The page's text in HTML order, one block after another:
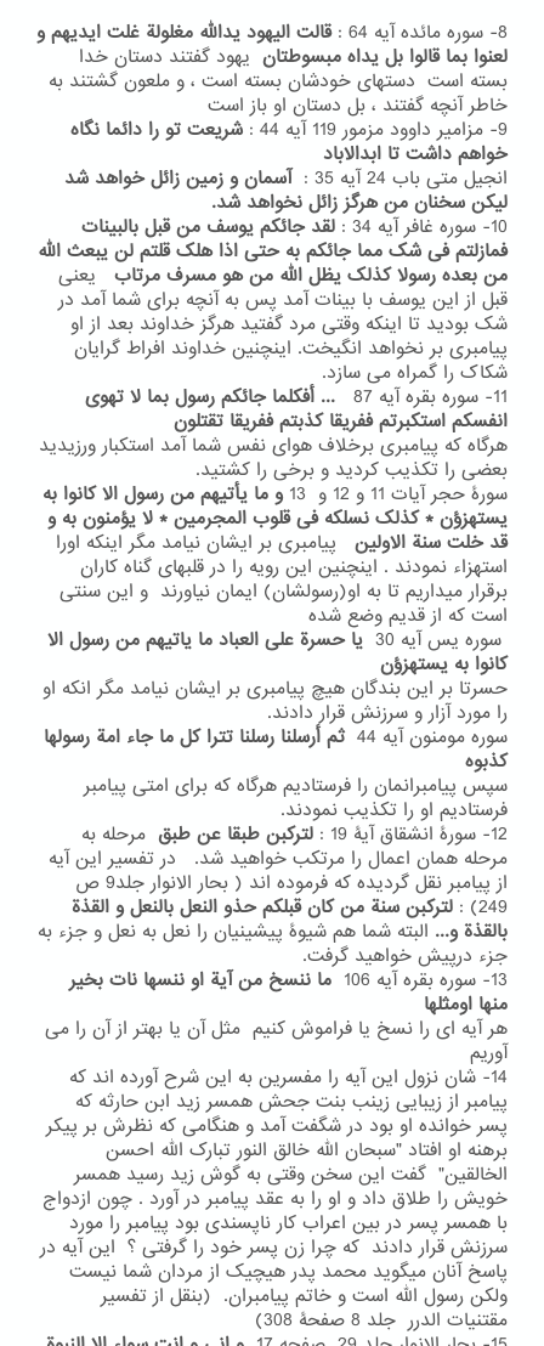
8- سوره مائده آیه 64 :
قالت الیهود یدالله مغلولة غلت ایدیهم و
لعنوا بما قالوا بل یداه مبسوطتان یهود گفتند دستان خدا
بسته است دستهای خودشان بسته است ، و ملعون گشتند به
خاطر آنچه گفتند ، بل دستان او باز است
9- مزامیر داوود مزمور 119 آیه 44 :
شریعت تو را دائما نگاه
خواهم داشت تا ابدالاباد
انجیل متی باب 24 آیه 35 :
آسمان و زمین زائل خواهد شد
لیکن سخنان من هرگز زائل نخواهد شد.
10- سوره غافر آیه 34 :
لقد جائکم یوسف من قبل بالبینات
فمازلتم فی شک مما جائکم به حتی اذا هلک قلتم لن یبعث الله
من بعده رسولا کذلک یظل الله من هو مسرف مرتاب یعنی
قبل از این یوسف با بینات آمد پس به آنچه برای شما آمد در
شک بودید تا اینکه وقتی مرد گفتید هرگز خداوند بعد از او
پیامبری بر نخواهد انگیخت. اینچنین خداوند افراط گرایان
شکاک را گمراه می سازد.
11- سوره بقره آیه 87
... أفکلما جائکم رسول بما لا تهوی
انفسکم استکبرتم ففریقا کذبتم ففریقا تقتلون
هرگاه که پیامبری برخلاف هوای نفس شما آمد استکبار ورزیدید
بعضی را تکذیب کردید و برخی را کشتید.
سورۀ حجر آیات 11 و 12 و 13
و ما یأتیهم من رسول الا کانوا به
یستهزؤن * کذلک نسلکه فی قلوب المجرمین * لا یؤمنون به و
قد خلت سنة الاولین پیامبری بر ایشان نیامد مگر اینکه اورا
استهزاء نمودند . اینچنین این رویه را در قلبهای گناه کاران
برقرار میداریم تا به او(رسولشان) ایمان نیاورند و این سنتی
است که از قدیم وضع شده
سوره یس آیه 30
یا حسرة علی العباد ما یاتیهم من رسول الا
کانوا به یستهزؤن
حسرتا بر این بندگان هیچ پیامبری بر ایشان نیامد مگر انکه او
را مورد آزار و سرزنش قرار دادند.
سوره مومنون آیه 44
ثم أرسلنا رسلنا تترا کل ما جاء امة رسولها
کذبوه
سپس پیامبرانمان را فرستادیم هرگاه که برای امتی پیامبر
فرستادیم او را تکذیب نمودند.
12- سورۀ انشقاق آیۀ 19 :
لترکبن طبقا عن طبق مرحله به
مرحله همان اعمال را مرتکب خواهید شد. در تفسیر این آیه
از پیامبر نقل گردیده که فرموده اند ( بحار الانوار جلد9 ص
249) :
لترکبن سنة من کان قبلکم حذو النعل بالنعل و القذة
بالقذة و... البته شما هم شیوۀ پیشینیان را نعل به نعل و جزء به
جزء درپیش خواهید گرفت.
13- سوره بقره آیه 106
ما ننسخ من آیة او ننسها نات بخیر
منها اومثلها
هر آیه ای را نسخ یا فراموش کنیم مثل آن یا بهتر از آن را می
آوریم
14- شان نزول این آیه را مفسرین به این شرح آورده اند که
پیامبر از زیبایی زینب بنت جحش همسر زید ابن حارثه که
پسر خوانده او بود در شگفت آمد و هنگامی که نظرش بر پیکر
برهنه او افتاد "سبحان الله خالق النور تبارک الله احسن
الخالقین" گفت این سخن وقتی به گوش زید رسید همسر
خویش را طلاق داد و او را به عقد پیامبر در آورد . چون ازدواج
با همسر پسر در بین اعراب کار ناپسندی بود پیامبر را مورد
سرزنش قرار دادند که چرا زن پسر خود را گرفتی ؟ این آیه در
پاسخ آنان میگوید محمد پدر هیچیک از مردان شما نیست
ولکن رسول الله است و خاتم پیامبران. (بنقل از تفسیر
مقتنیات الدرر جلد 8 صفحۀ 308)